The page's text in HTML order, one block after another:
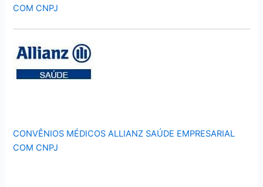
COM CNPJ
CONVÊNIOS MÉDICOS ALLIANZ SAÚDE EMPRESARIAL
COM CNPJ